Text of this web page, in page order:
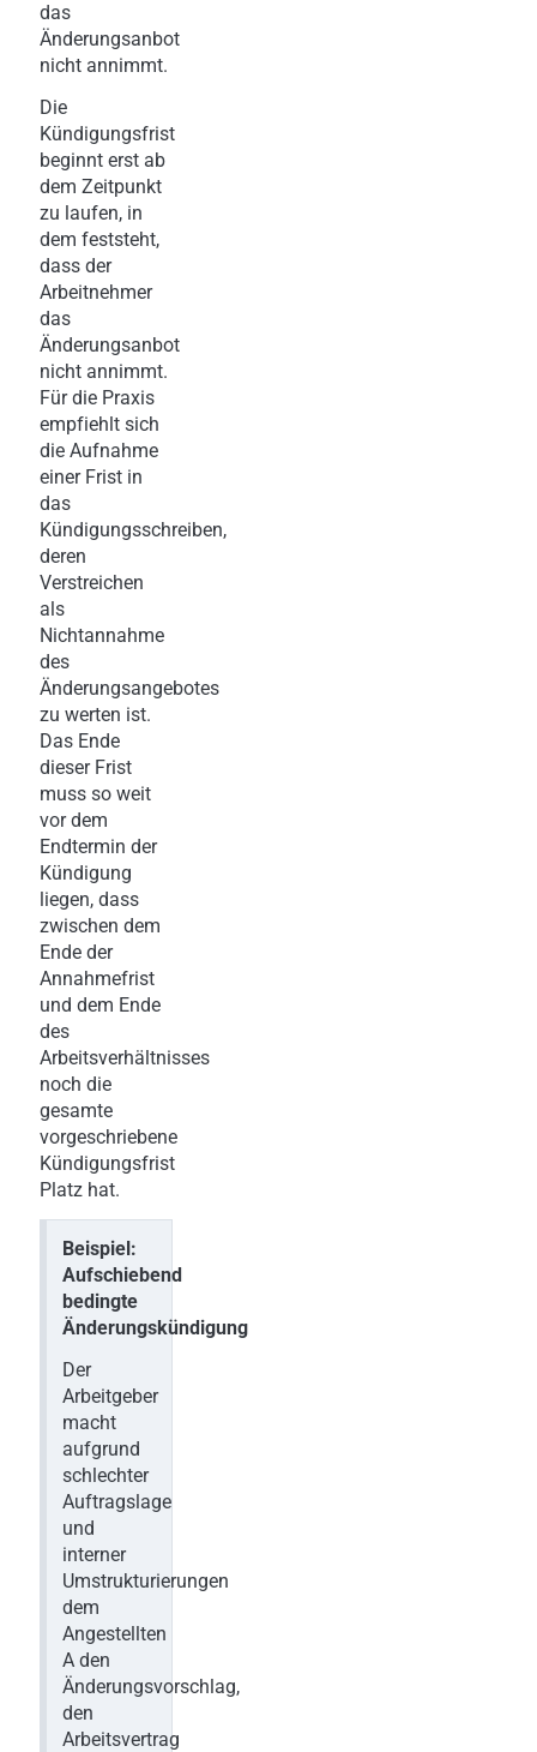
das
Änderungsanbot
nicht annimmt.
Die
Kündigungsfrist
beginnt erst ab
dem Zeitpunkt
zu laufen, in
dem feststeht,
dass der
Arbeitnehmer
das
Änderungsanbot
nicht annimmt.
Für die Praxis
empfiehlt sich
die Aufnahme
einer Frist in
das
Kündigungsschreiben,
deren
Verstreichen
als
Nichtannahme
des
Änderungsangebotes
zu werten ist.
Das Ende
dieser Frist
muss so weit
vor dem
Endtermin der
Kündigung
liegen, dass
zwischen dem
Ende der
Annahmefrist
und dem Ende
des
Arbeitsverhältnisses
noch die
gesamte
vorgeschriebene
Kündigungsfrist
Platz hat.
Beispiel:
Aufschiebend
bedingte
Änderungskündigung
Der
Arbeitgeber
macht
aufgrund
schlechter
Auftragslage
und
interner
Umstrukturierungen
dem
Angestellten
A den
Änderungsvorschlag,
den
Arbeitsvertrag